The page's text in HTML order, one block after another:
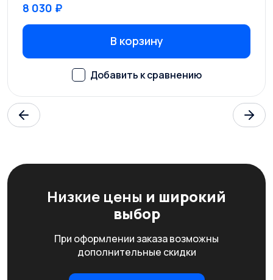
8 030 ₽
В корзину
Низкие цены и широкий
выбор
При оформлении заказа возможны
дополнительные скидки